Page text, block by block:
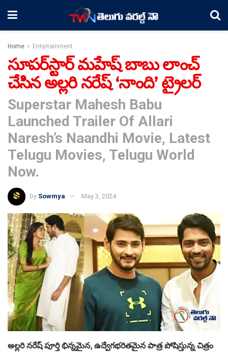
Home Entertainment
సూప‌ర్‌స్టార్ మ‌హేష్ బాబు లాంచ్
చేసిన అల్ల‌రి న‌రేష్ ‘నాంది’ ట్రైల‌ర్‌
Superstar Mahesh Babu
Launched Trailer Of Allari
Naresh’s Naandhi Movie, Latest
Telugu Movies, Telugu World
Now.
by Sowmya May 3, 2024
అల్లరి నరేష్ పూర్తి భిన్న‌మైన, ఉద్వేగ‌భ‌రిత‌మైన పాత్ర‌ పోషిస్తున్న చిత్రం